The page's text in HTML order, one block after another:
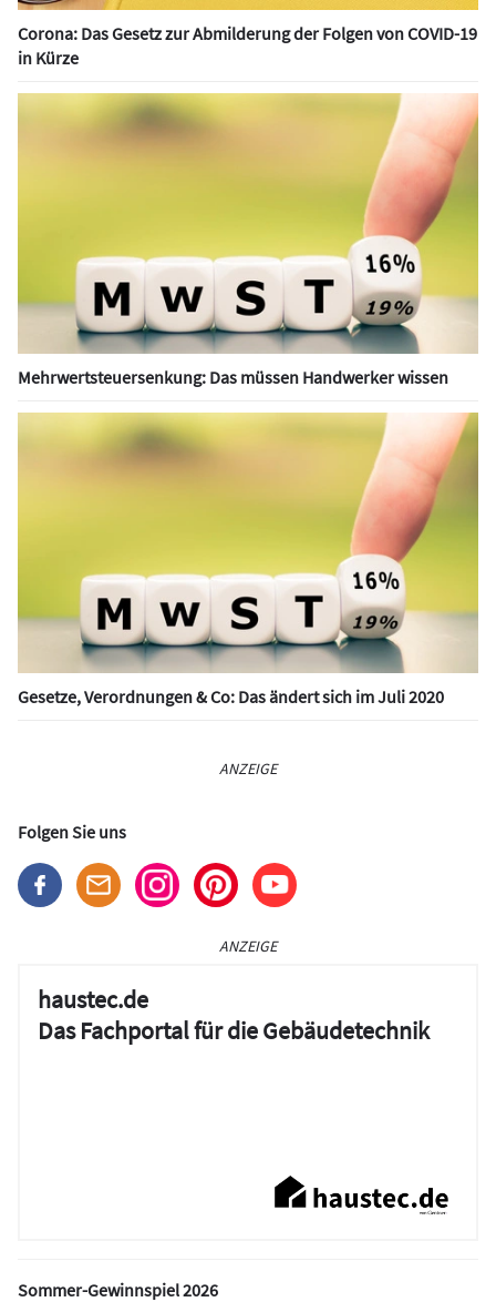
Corona: Das Gesetz zur Abmilderung der Folgen von COVID-19
in Kürze
Mehrwertsteuersenkung: Das müssen Handwerker wissen
Gesetze, Verordnungen & Co: Das ändert sich im Juli 2020
ANZEIGE
Folgen Sie uns
ANZEIGE
haustec.de
Das Fachportal für die Gebäudetechnik
Sommer-Gewinnspiel 2026